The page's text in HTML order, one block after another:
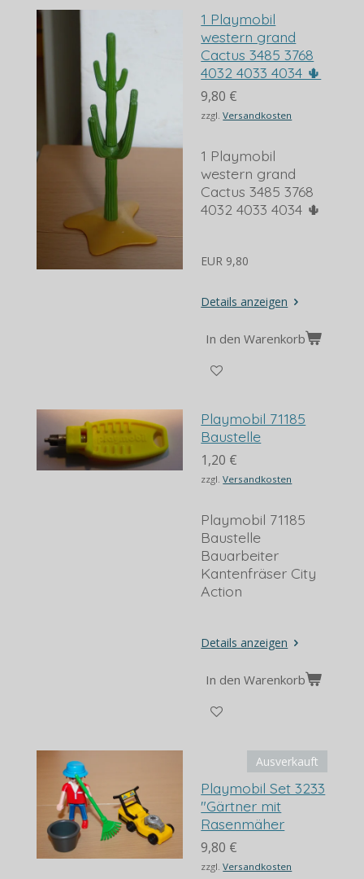
1 Playmobil
western grand
Cactus 3485 3768
4032 4033 4034 🌵
9,80 €
zzgl.Versandkosten
1 Playmobil
western grand
Cactus 3485 3768
4032 4033 4034 🌵
EUR 9,80
Details anzeigen
In den Warenkorb
Playmobil 71185
Baustelle
1,20 €
zzgl.Versandkosten
Playmobil 71185
Baustelle
Bauarbeiter
Kantenfräser City
Action
Details anzeigen
In den Warenkorb
Ausverkauft
Playmobil Set 3233
"Gärtner mit
Rasenmäher
9,80 €
zzgl.Versandkosten